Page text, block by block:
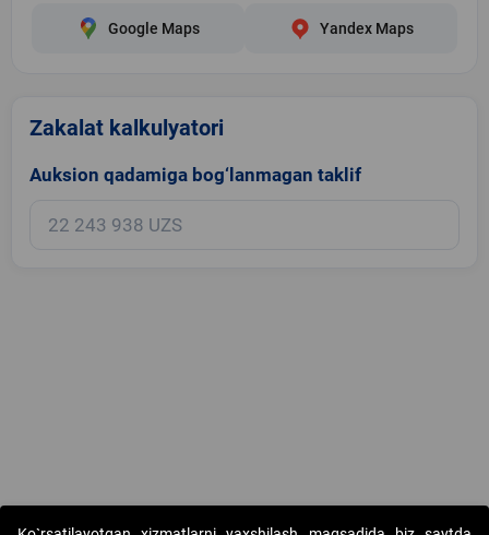
Google Maps Yandex Maps
Zakalat kalkulyatori
Auksion qadamiga bog‘lanmagan taklif
Copyright © 2017-2026. "Elektron onlayn-auksionlarni tashkil etish"